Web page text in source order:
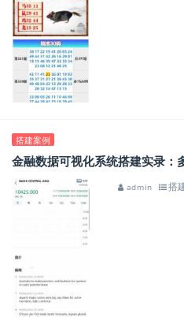
搭建案例
金融数据可视化系统搭建实录：
admin 搭